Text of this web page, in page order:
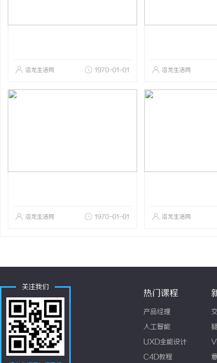
洛龙生活网 1970-01-01 洛龙生活网
洛龙生活网 1970-01-01 洛龙生活网
关注我们
热门课程
产品经理
人工智能
UXD全能设计
C4D教程